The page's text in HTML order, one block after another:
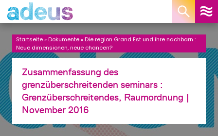
Startseite»Dokumente»Die region Grand Est und ihre nachbarn :
Neue dimensionen, neue chancen?
Zusammenfassung des
grenzüberschreitenden seminars :
Grenzüberschreitendes, Raumordnung |
November 2016
Cookie-Einstellungen